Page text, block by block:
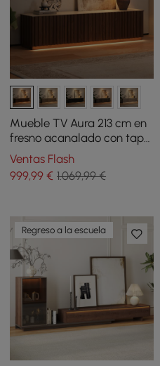
Mueble TV Aura 213 cm en
fresno acanalado con tapa
de piedra sinterizada y luz
LED - nogal
Ventas Flash
999,99 € 1.069,99 €
Regreso a la escuela